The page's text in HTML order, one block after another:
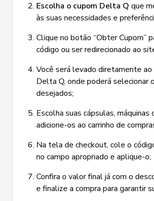
Escolha o cupom Delta Q que
às suas necessidades e
Clique no botão “Obter Cupom”
código ou ser redirecionado ao
Você será levado diretamente
Delta Q, onde poderá selecionar
desejados;
Escolha suas cápsulas, máquinas
adicione-os ao carrinho de
Na tela de checkout, cole o
no campo apropriado e aplique-o;
Confira o valor final já com o
e finalize a compra para garantir